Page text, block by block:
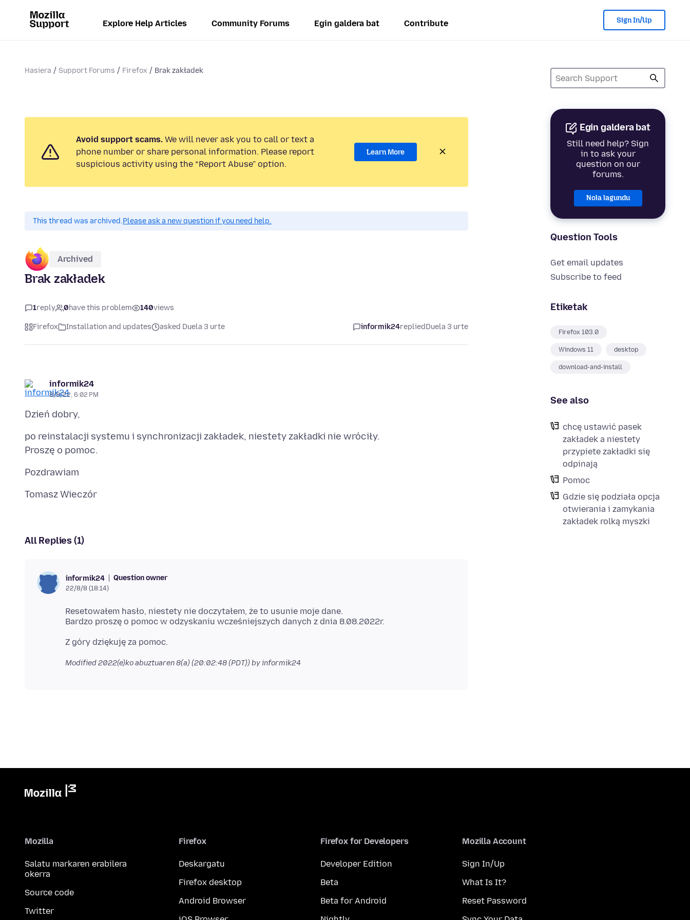
Explore Help Articles Community Forums Egin galdera bat Contribute Sign In/Up
Hasiera Support Forums Firefox Brak zakładek
Egin galdera bat
Still need help? Sign
in to ask your
question on our
forums.
Nola lagundu
Question Tools
Get email updates
Subscribe to feed
Etiketak
Firefox 103.0
Windows 11 desktop
download-and-install
See also
chcę ustawić pasek
zakładek a niestety
przypiete zakładki się
odpinają
Pomoc
Gdzie się podziała opcja
otwierania i zamykania
zakładek rolką myszki
Avoid support scams. We will never ask you to call or text a
phone number or share personal information. Please report
suspicious activity using the “Report Abuse” option.
Learn More
This thread was archived.Please ask a new question if you need help.
Archived
Brak zakładek
1reply 0have this problem 140views
Firefox Installation and updates asked Duela 3 urte informik24repliedDuela 3 urte
informik24
8/8/22, 6:02 PM
po reinstalacji systemu i synchronizacji zakładek, niestety zakładki nie wróciły.
All Replies (1)
informik24 Question owner
22/8/8 (18:14)
Resetowałem hasło, niestety nie doczytałem, że to usunie moje dane.
Modified2022(e)ko abuztuaren 8(a) (20:02:48 (PDT))by informik24
Mozilla
Salatu markaren erabilera
okerra
Source code
Twitter
Firefox
Deskargatu
Firefox desktop
Android Browser
Firefox for Developers
Developer Edition
Beta
Beta for Android
Mozilla Account
Sign In/Up
What Is It?
Reset Password